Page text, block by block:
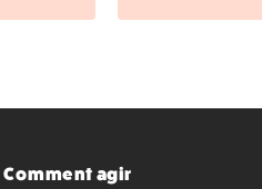
Comment agir